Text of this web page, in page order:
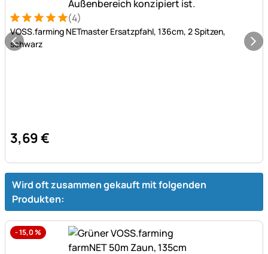
Bewertung: 5 von 5 (4 Bewertungen)
4 Bewertungen
(4)
VOSS.farming NETmaster Ersatzpfahl, 136cm, 2 Spitzen,
schwarz
3,69€
Wird oft zusammen gekauft mit folgenden
Produkten:
-15,0%